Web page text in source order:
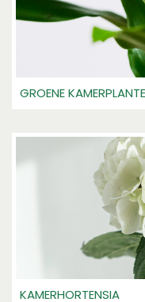
GROENE
KAMERHORTENSIA